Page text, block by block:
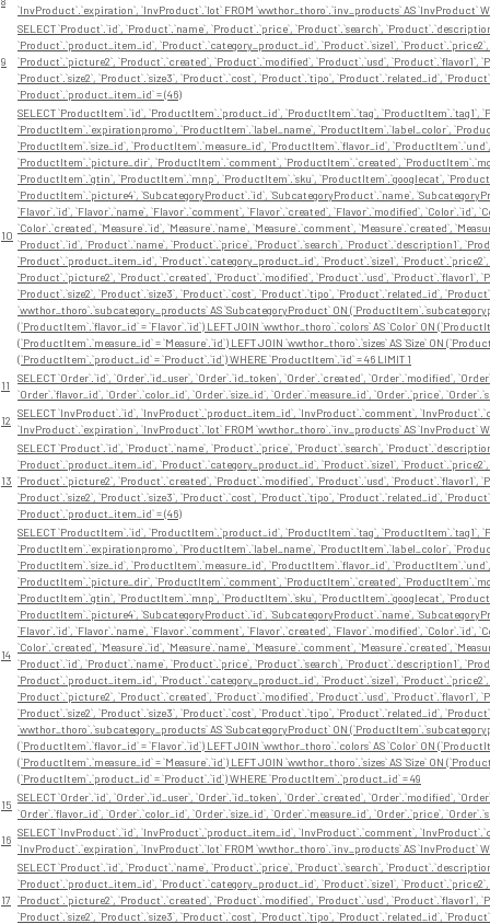
`InvProduct`.`expiration`, `InvProduct`.`lot` FROM `wwthor_thoro`.`inv_products` AS `InvProduct`
9
SELECT `Product`.`id`, `Product`.`name`, `Product`.`price`, `Product`.`search`,
`Product`.`product_item_id`, `Product`.`category_product_id`, `Product`.`size1`,
`Product`.`picture2`, `Product`.`created`, `Product`.`modified`, `Product`.`usd`, `Product`.`flavor1`,
`Product`.`size2`, `Product`.`size3`, `Product`.`cost`, `Product`.`tipo`, `Product`.`related_id`,
`Product`.`product_item_id` = (46)
10
SELECT `ProductItem`.`id`, `ProductItem`.`product_id`, `ProductItem`.`tag`, `ProductItem`.`tag1`,
`ProductItem`.`expirationpromo`, `ProductItem`.`label_name`, `ProductItem`.`label_color`,
`ProductItem`.`size_id`, `ProductItem`.`measure_id`, `ProductItem`.`flavor_id`,
`ProductItem`.`picture_dir`, `ProductItem`.`comment`, `ProductItem`.`created`,
`ProductItem`.`gtin`, `ProductItem`.`mnp`, `ProductItem`.`sku`, `ProductItem`.`googlecat`,
`ProductItem`.`picture4`, `SubcategoryProduct`.`id`, `SubcategoryProduct`.`name`,
`Flavor`.`id`, `Flavor`.`name`, `Flavor`.`comment`, `Flavor`.`created`, `Flavor`.`modified`,
`Color`.`created`, `Measure`.`id`, `Measure`.`name`, `Measure`.`comment`, `Measure`.`created`,
`Product`.`id`, `Product`.`name`, `Product`.`price`, `Product`.`search`, `Product`.`description1`,
`Product`.`product_item_id`, `Product`.`category_product_id`, `Product`.`size1`,
`Product`.`picture2`, `Product`.`created`, `Product`.`modified`, `Product`.`usd`, `Product`.`flavor1`,
`Product`.`size2`, `Product`.`size3`, `Product`.`cost`, `Product`.`tipo`, `Product`.`related_id`,
`wwthor_thoro`.`subcategory_products` AS `SubcategoryProduct` ON
(`ProductItem`.`flavor_id` = `Flavor`.`id`) LEFT JOIN `wwthor_thoro`.`colors` AS `Color` ON
(`ProductItem`.`measure_id` = `Measure`.`id`) LEFT JOIN `wwthor_thoro`.`sizes` AS `Size` ON
(`ProductItem`.`product_id` = `Product`.`id`) WHERE `ProductItem`.`id` = 46 LIMIT 1
11
SELECT `Order`.`id`, `Order`.`id_user`, `Order`.`id_token`, `Order`.`created`, `Order`.`modified`,
`Order`.`flavor_id`, `Order`.`color_id`, `Order`.`size_id`, `Order`.`measure_id`, `Order`.`price`,
12
SELECT `InvProduct`.`id`, `InvProduct`.`product_item_id`, `InvProduct`.`comment`,
`InvProduct`.`expiration`, `InvProduct`.`lot` FROM `wwthor_thoro`.`inv_products` AS `InvProduct`
13
SELECT `Product`.`id`, `Product`.`name`, `Product`.`price`, `Product`.`search`,
`Product`.`product_item_id`, `Product`.`category_product_id`, `Product`.`size1`,
`Product`.`picture2`, `Product`.`created`, `Product`.`modified`, `Product`.`usd`, `Product`.`flavor1`,
`Product`.`size2`, `Product`.`size3`, `Product`.`cost`, `Product`.`tipo`, `Product`.`related_id`,
`Product`.`product_item_id` = (46)
14
SELECT `ProductItem`.`id`, `ProductItem`.`product_id`, `ProductItem`.`tag`, `ProductItem`.`tag1`,
`ProductItem`.`expirationpromo`, `ProductItem`.`label_name`, `ProductItem`.`label_color`,
`ProductItem`.`size_id`, `ProductItem`.`measure_id`, `ProductItem`.`flavor_id`,
`ProductItem`.`picture_dir`, `ProductItem`.`comment`, `ProductItem`.`created`,
`ProductItem`.`gtin`, `ProductItem`.`mnp`, `ProductItem`.`sku`, `ProductItem`.`googlecat`,
`ProductItem`.`picture4`, `SubcategoryProduct`.`id`, `SubcategoryProduct`.`name`,
`Flavor`.`id`, `Flavor`.`name`, `Flavor`.`comment`, `Flavor`.`created`, `Flavor`.`modified`,
`Color`.`created`, `Measure`.`id`, `Measure`.`name`, `Measure`.`comment`, `Measure`.`created`,
`Product`.`id`, `Product`.`name`, `Product`.`price`, `Product`.`search`, `Product`.`description1`,
`Product`.`product_item_id`, `Product`.`category_product_id`, `Product`.`size1`,
`Product`.`picture2`, `Product`.`created`, `Product`.`modified`, `Product`.`usd`, `Product`.`flavor1`,
`Product`.`size2`, `Product`.`size3`, `Product`.`cost`, `Product`.`tipo`, `Product`.`related_id`,
`wwthor_thoro`.`subcategory_products` AS `SubcategoryProduct` ON
(`ProductItem`.`flavor_id` = `Flavor`.`id`) LEFT JOIN `wwthor_thoro`.`colors` AS `Color` ON
(`ProductItem`.`measure_id` = `Measure`.`id`) LEFT JOIN `wwthor_thoro`.`sizes` AS `Size` ON
(`ProductItem`.`product_id` = `Product`.`id`) WHERE `ProductItem`.`product_id` = 49
15
SELECT `Order`.`id`, `Order`.`id_user`, `Order`.`id_token`, `Order`.`created`, `Order`.`modified`,
`Order`.`flavor_id`, `Order`.`color_id`, `Order`.`size_id`, `Order`.`measure_id`, `Order`.`price`,
16
SELECT `InvProduct`.`id`, `InvProduct`.`product_item_id`, `InvProduct`.`comment`,
`InvProduct`.`expiration`, `InvProduct`.`lot` FROM `wwthor_thoro`.`inv_products` AS `InvProduct`
17
SELECT `Product`.`id`, `Product`.`name`, `Product`.`price`, `Product`.`search`,
`Product`.`product_item_id`, `Product`.`category_product_id`, `Product`.`size1`,
`Product`.`picture2`, `Product`.`created`, `Product`.`modified`, `Product`.`usd`, `Product`.`flavor1`,
`Product`.`size2`, `Product`.`size3`, `Product`.`cost`, `Product`.`tipo`, `Product`.`related_id`,